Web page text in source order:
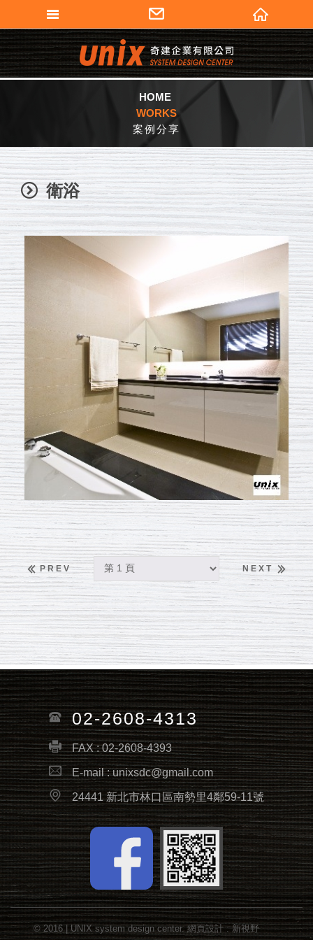
奇建企業有限公司
HOME
WORKS
案例分享
衛浴
PREV NEXT
02-2608-4313
FAX : 02-2608-4393
E-mail :unixsdc@gmail.com
24441 新北市林口區南勢里4鄰59-11號
Facebook fans page
© 2016 | UNIX system design center.網頁設計: 新視野
填寫匯款通知
會員登入
加入會員
忘記密碼
密碼修改
個人資料修改
訂單查詢
會員登出